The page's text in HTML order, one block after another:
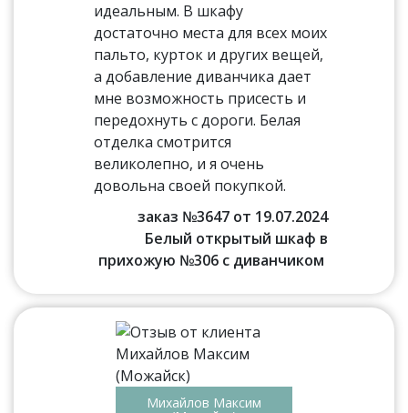
идеальным. В шкафу
достаточно места для всех моих
пальто, курток и других вещей,
а добавление диванчика дает
мне возможность присесть и
передохнуть с дороги. Белая
отделка смотрится
великолепно, и я очень
довольна своей покупкой.
заказ №3647 от 19.07.2024
Белый открытый шкаф в
прихожую №306 с диванчиком
Михайлов Максим